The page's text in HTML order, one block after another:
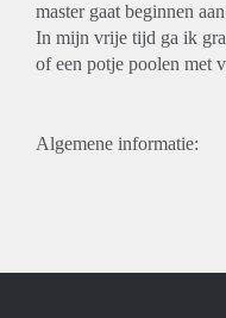
master gaat beginnen
In mijn vrije tijd ga ik
of een potje poolen met
Algemene informatie: